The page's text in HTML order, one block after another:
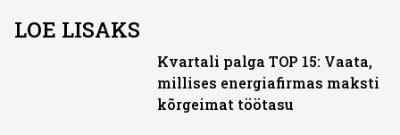
LOE LISAKS
Kvartali palga TOP 15: Vaata,
millises energiafirmas maksti
kõrgeimat töötasu